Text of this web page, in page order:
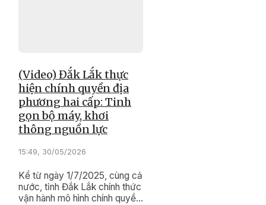
(Video) Đắk Lắk thực
hiện chính quyền địa
phương hai cấp: Tinh
gọn bộ máy, khơi
thông nguồn lực
15:49, 30/05/2026
Kể từ ngày 1/7/2025, cùng cả
nước, tỉnh Đắk Lắk chính thức
vận hành mô hình chính quyền